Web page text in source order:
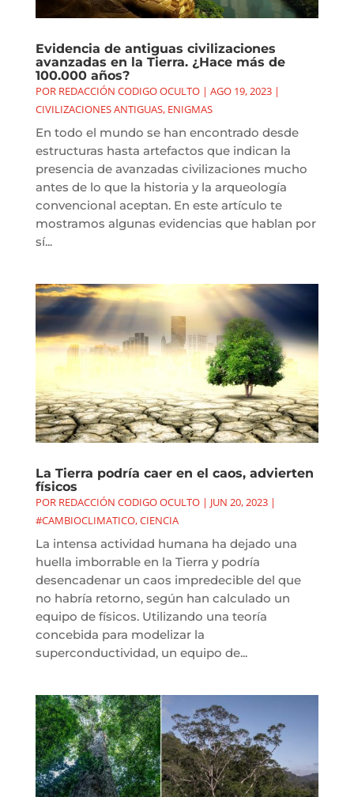
Evidencia de antiguas civilizaciones
avanzadas en la Tierra. ¿Hace más de
100.000 años?
POR REDACCIÓN CODIGO OCULTO| AGO 19, 2023|
CIVILIZACIONES ANTIGUAS, ENIGMAS
En todo el mundo se han encontrado desde
estructuras hasta artefactos que indican la
presencia de avanzadas civilizaciones mucho
antes de lo que la historia y la arqueología
convencional aceptan. En este artículo te
mostramos algunas evidencias que hablan por
sí...
La Tierra podría caer en el caos, advierten
físicos
POR REDACCIÓN CODIGO OCULTO| JUN 20, 2023|
#CAMBIOCLIMATICO,CIENCIA
La intensa actividad humana ha dejado una
huella imborrable en la Tierra y podría
desencadenar un caos impredecible del que
no habría retorno, según han calculado un
equipo de físicos. Utilizando una teoría
concebida para modelizar la
superconductividad, un equipo de...